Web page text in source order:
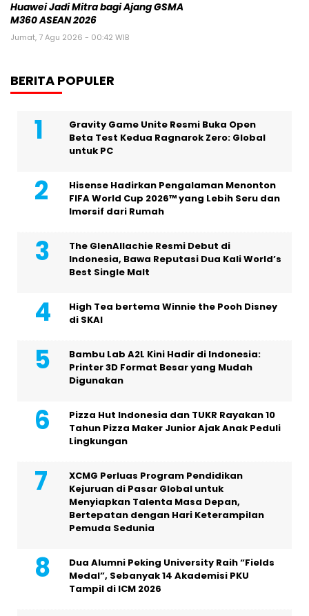
Huawei Jadi Mitra bagi Ajang GSMA
M360 ASEAN 2026
Jumat, 7 Agu 2026 - 00:42 WIB
BERITA POPULER
Gravity Game Unite Resmi Buka Open
Beta Test Kedua Ragnarok Zero: Global
untuk PC
Hisense Hadirkan Pengalaman Menonton
FIFA World Cup 2026™ yang Lebih Seru dan
Imersif dari Rumah
The GlenAllachie Resmi Debut di
Indonesia, Bawa Reputasi Dua Kali World’s
Best Single Malt
High Tea bertema Winnie the Pooh Disney
di SKAI
Bambu Lab A2L Kini Hadir di Indonesia:
Printer 3D Format Besar yang Mudah
Digunakan
Pizza Hut Indonesia dan TUKR Rayakan 10
Tahun Pizza Maker Junior Ajak Anak Peduli
Lingkungan
XCMG Perluas Program Pendidikan
Kejuruan di Pasar Global untuk
Menyiapkan Talenta Masa Depan,
Bertepatan dengan Hari Keterampilan
Pemuda Sedunia
Dua Alumni Peking University Raih “Fields
Medal”, Sebanyak 14 Akademisi PKU
Tampil di ICM 2026